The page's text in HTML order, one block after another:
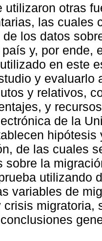
utilizaron otras
las cuales
los datos
y, por ende,
en este
y evaluarlo
y relativos,
y
de la
de las cuales
sobre la
utilizando
variables de
crisis migratoria,